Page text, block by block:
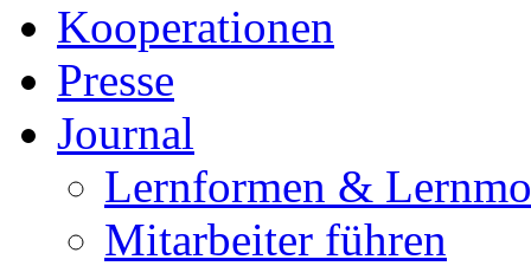
Kooperationen
Presse
Journal
Lernformen &
Mitarbeiter führen